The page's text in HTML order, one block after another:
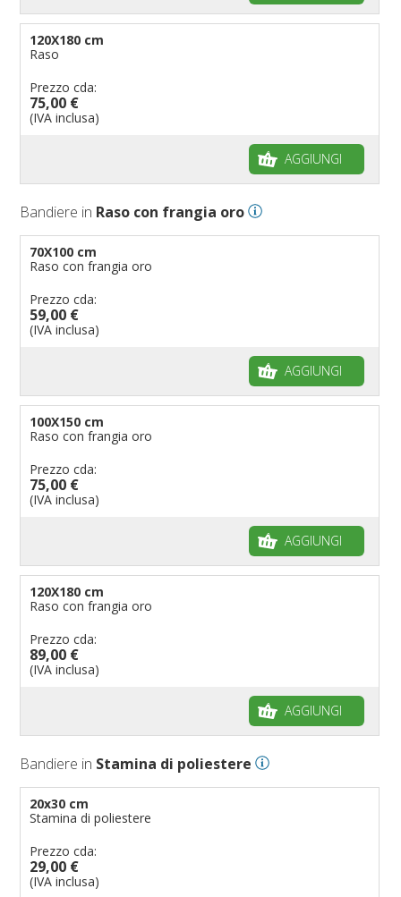
120X180 cm
Raso
Prezzo cda:
75,00 €
(IVA inclusa)
AGGIUNGI
Bandiere in Raso con frangia oro
70X100 cm
Raso con frangia oro
Prezzo cda:
59,00 €
(IVA inclusa)
AGGIUNGI
100X150 cm
Raso con frangia oro
Prezzo cda:
75,00 €
(IVA inclusa)
AGGIUNGI
120X180 cm
Raso con frangia oro
Prezzo cda:
89,00 €
(IVA inclusa)
AGGIUNGI
Bandiere in Stamina di poliestere
20x30 cm
Stamina di poliestere
Prezzo cda:
29,00 €
(IVA inclusa)